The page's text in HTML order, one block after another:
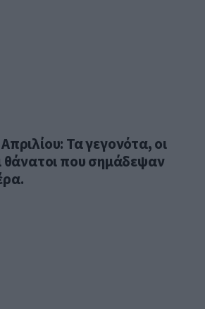
Τα γεγονότα, οι
θάνατοι που σημάδεψαν